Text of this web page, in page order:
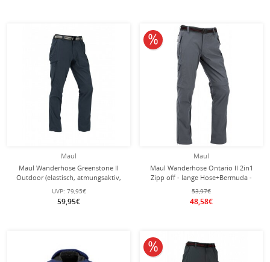
Maul
Maul Wanderhose Greenstone II
Outdoor (elastisch, atmungsaktiv,
strapazierfähig) lang dunkelblau
Herren
UVP: 79,95€
59,95€
Maul
Maul Wanderhose Ontario II 2in1
Zipp off - lange Hose+Bermuda -
grau Herren
53,97€
48,58€
10% reduziert
10% reduziert